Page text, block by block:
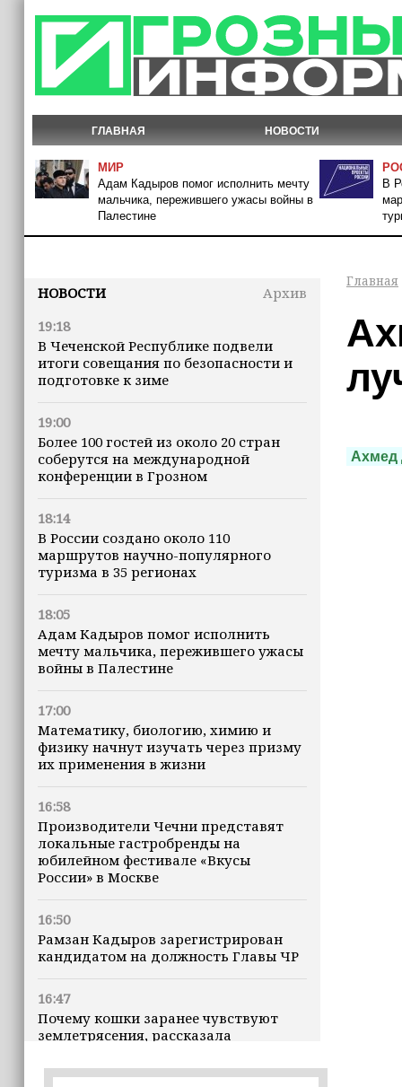
ГЛАВНАЯ НОВОСТИ
МИР
Адам Кадыров помог исполнить мечту
мальчика, пережившего ужасы войны в
Палестине
В
НОВОСТИ
Архив
19:18
В Чеченской Республике подвели
итоги совещания по безопасности и
подготовке к зиме
19:00
Более 100 гостей из около 20 стран
соберутся на международной
конференции в Грозном
18:14
В России создано около 110
маршрутов научно-популярного
туризма в 35 регионах
18:05
Адам Кадыров помог исполнить
мечту мальчика, пережившего ужасы
войны в Палестине
17:00
Математику, биологию, химию и
физику начнут изучать через призму
их применения в жизни
16:58
Производители Чечни представят
локальные гастробренды на
юбилейном фестивале «Вкусы
России» в Москве
16:50
Рамзан Кадыров зарегистрирован
кандидатом на должность Главы ЧР
16:47
Почему кошки заранее чувствуют
землетрясения, рассказала
Главная
Ахмед